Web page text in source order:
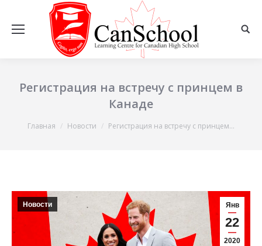
Регистрация на встречу с принцем в
Канаде
Вы здесь:
Главная Новости Регистрация на встречу с принцем…
Янв
22
2020
Новости